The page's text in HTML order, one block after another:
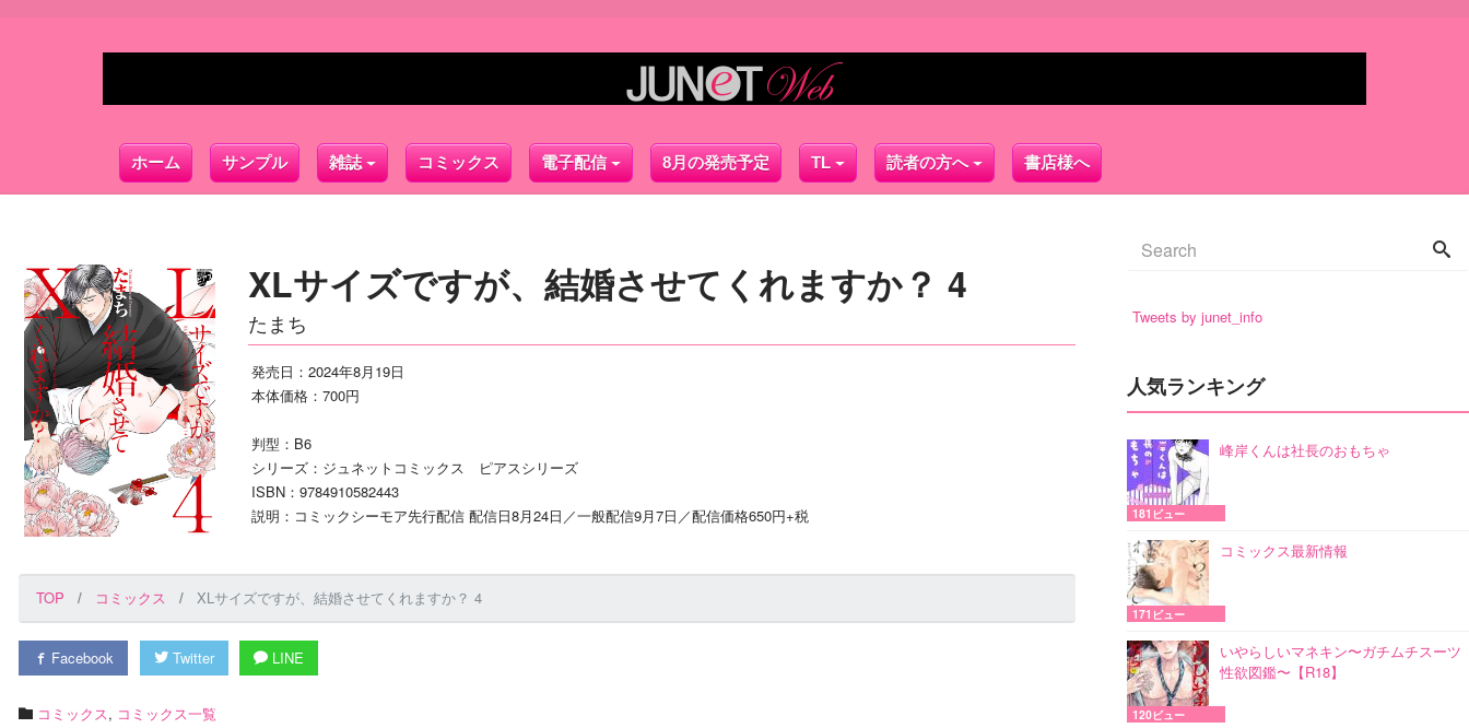
ホーム サンプル 雑誌 コミックス 電子配信 8月の発売予定 TL 読者の方へ 書店様へ
XLサイズですが、結婚させてくれますか？ 4
たまち
発売日：2024年8月19日
本体価格：700円
判型：B6
シリーズ：ジュネットコミックス ピアスシリーズ
ISBN：9784910582443
説明：コミックシーモア先行配信 配信日8月24日／一般配信9月7日／配信価格650円+税
TOP コミックス XLサイズですが、結婚させてくれますか？ 4
Facebook Twitter LINE
コミックス, コミックス一覧
Tweets by junet_info
人気ランキング
峰岸くんは社長のおもちゃ
181ビュー
コミックス最新情報
171ビュー
いやらしいマネキン〜ガチムチスーツ
性欲図鑑〜【R18】
120ビュー